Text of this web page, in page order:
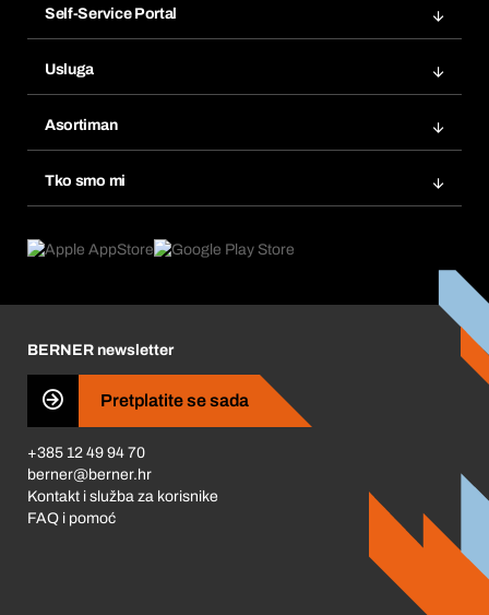
Self-Service Portal
Popisi želja
Ponovno naručivanje
Pretplate
Usluga
Tražitelji proizvoda
Asortiman
Tko smo mi
Što nas pokreće
Business Conduct
BERNER newsletter
Pretplatite se sada
+385 12 49 94 70
berner@berner.hr
Kontakt i služba za korisnike
FAQ i pomoć